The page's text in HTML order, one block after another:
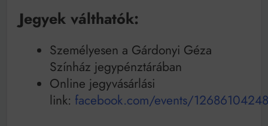
Jegyek válthatók:
Személyesen a Gárdonyi Géza
Színház jegypénztárában
Online jegyvásárlási
link: facebook.com/events/